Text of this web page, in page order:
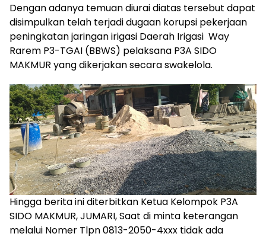
‎Dengan adanya temuan diurai diatas tersebut dapat
disimpulkan telah terjadi dugaan korupsi pekerjaan
peningkatan jaringan irigasi Daerah Irigasi Way
Rarem P3-TGAI (BBWS) pelaksana P3A SIDO
MAKMUR yang dikerjakan secara swakelola.
‎Hingga berita ini diterbitkan Ketua Kelompok P3A
SIDO MAKMUR, JUMARI, Saat di minta keterangan
melalui Nomer Tlpn 0813-2050-4xxx tidak ada